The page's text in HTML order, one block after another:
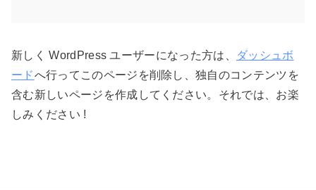
新しく WordPress ユーザーになった方は、
ダッシュボ
ードへ行ってこのページを削除し、独自のコンテンツを
含む新しいページを作成してください。それでは、お楽
しみください !